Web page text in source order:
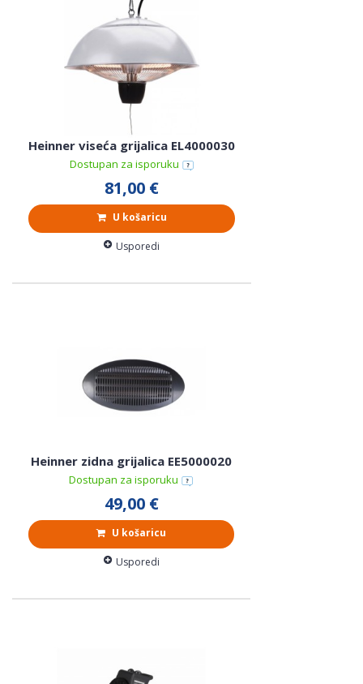
Heinner viseća grijalica EL4000030
Dostupan za isporuku
81,00 €
U košaricu
Usporedi
Heinner zidna grijalica EE5000020
Dostupan za isporuku
49,00 €
U košaricu
Usporedi